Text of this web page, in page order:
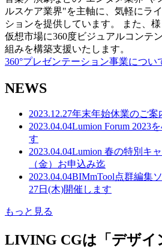
ルスケア業界"を主軸に、気軽にラ
ションを提供しています。 また、
仮想市場に360度ビジュアルコンテ
組みを構築支援いたします。
360°プレゼンテーション事業につい
NEWS
2023.12.27年末年始休業のご案
2023.04.04Lumion Forum 2023
す
2023.04.04Lumion 春の特別キ
（金）お申込み迄
2023.04.04BIMmTool点群編集
27日(木)開催します
もっと見る
LIVING CGは「デザイ